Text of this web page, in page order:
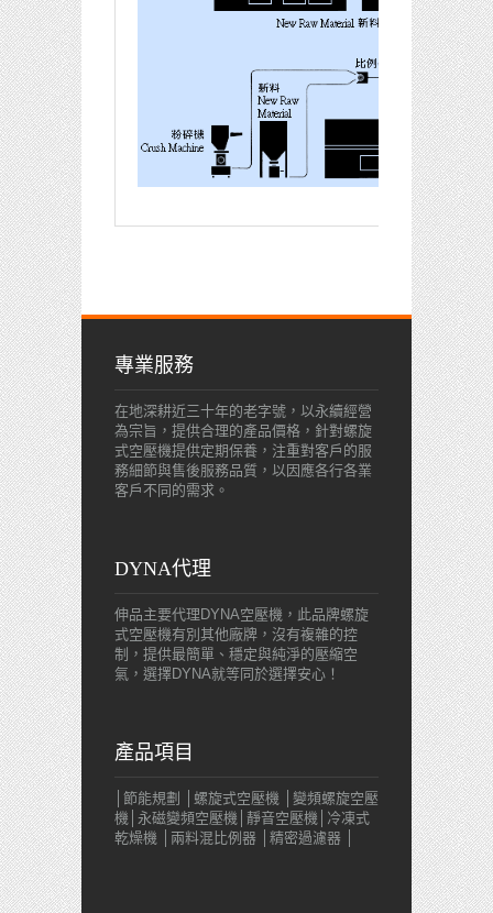
專業服務
在地深耕近三十年的老字號，以永續經營
為宗旨，提供合理的產品價格，針對螺旋
式空壓機提供定期保養，注重對客戶的服
務細節與售後服務品質，以因應各行各業
客戶不同的需求。
DYNA代理
伸品主要代理DYNA空壓機，此品牌螺旋
式空壓機有別其他廠牌，沒有複雜的控
制，提供最簡單、穩定與純淨的壓縮空
氣，選擇DYNA就等同於選擇安心！
產品項目
│節能規劃 │螺旋式空壓機 │變頻螺旋空壓
機│永磁變頻空壓機│靜音空壓機│冷凍式
乾燥機 │兩料混比例器 │精密過濾器 │